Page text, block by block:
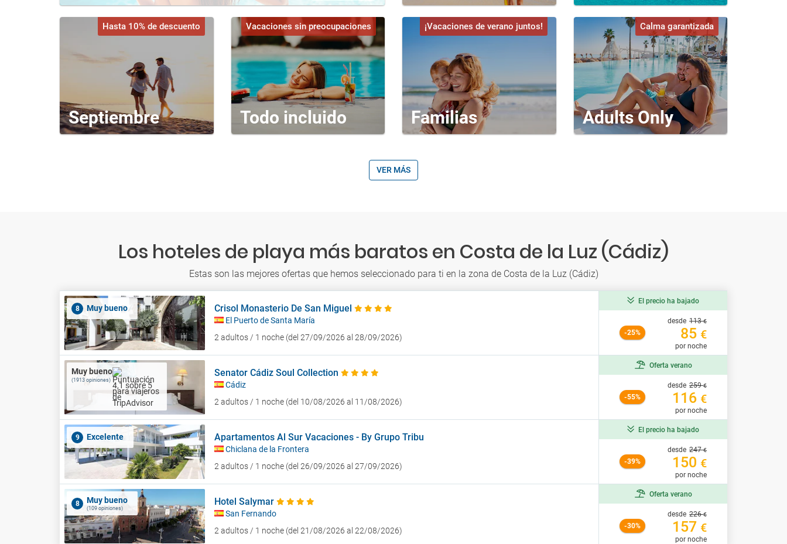
Septiembre
Hasta 10% de descuento
Todo incluido
Vacaciones sin preocupaciones
Familias
¡Vacaciones de verano juntos!
Adults Only
Calma garantizada
VER MÁS
Los hoteles de playa más baratos en Costa de la Luz (Cádiz)
Estas son las mejores ofertas que hemos seleccionado para ti en la zona de Costa de la Luz (Cádiz)
8 Muy bueno Crisol Monasterio De San Miguel
El Puerto de Santa María
2 adultos / 1 noche (del 27/09/2026 al 28/09/2026)
El precio ha bajado
-25%
desde 113€
85 €
por noche
Muy bueno
(1913 opiniones)
Senator Cádiz Soul Collection
Cádiz
2 adultos / 1 noche (del 10/08/2026 al 11/08/2026)
Oferta verano
-55%
desde 259€
116 €
por noche
9 Excelente Apartamentos Al Sur Vacaciones - By Grupo Tribu
Chiclana de la Frontera
2 adultos / 1 noche (del 26/09/2026 al 27/09/2026)
El precio ha bajado
-39%
desde 247€
150 €
por noche
8 Muy bueno
(109 opiniones)
Hotel Salymar
San Fernando
2 adultos / 1 noche (del 21/08/2026 al 22/08/2026)
Oferta verano
-30%
desde 226€
157 €
por noche